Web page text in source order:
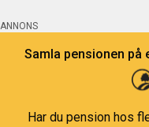
ANNONS
Samla pensionen
Har du pension hos